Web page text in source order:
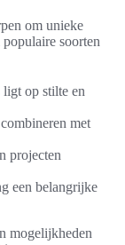
om unieke
soorten
op stilte en
met
projecten
een belangrijke
mogelijkheden